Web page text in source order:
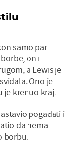
samo par
on i
a Lewis je
Ono je
je krenuo kraj.
pogađati i
da nema
borbu.